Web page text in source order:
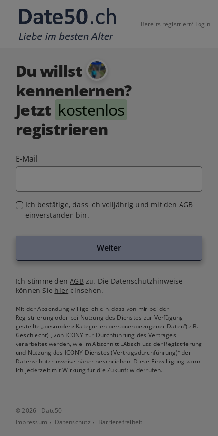
Bereits registriert? Login
Du willst
kennenlernen?
Jetzt kostenlos
registrieren
E-Mail
Ich bestätige, dass ich volljährig und mit den AGB
einverstanden bin.
Weiter
Ich stimme denAGB zu. Die Datenschutzhinweise
können Sie hier einsehen.
Mit der Absendung willige ich ein, dass von mir bei der
Registrierung oder bei Nutzung des Dienstes zur Verfügung
gestellte„besondere Kategorien personenbezogener Daten“(z.B.
Geschlecht) , von ICONY zur Durchführung des Vertrages
verarbeitet werden, wie im Abschnitt „Abschluss der Registrierung
und Nutzung des ICONY-Dienstes (Vertragsdurchführung)“ der
Datenschutzhinweise näher beschrieben. Diese Einwilligung kann
ich jederzeit mit Wirkung für die Zukunft widerrufen.
© 2026 - Date50
Impressum
Datenschutz Barrierefreiheit